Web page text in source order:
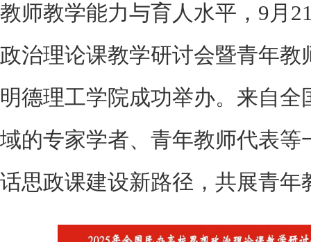
教师教学能力与育人水平，9月
政治理论课教学研讨会暨青年教
明德理工学院成功举办。来自全
域的专家学者、青年教师代表等
话思政课建设新路径，共展青年